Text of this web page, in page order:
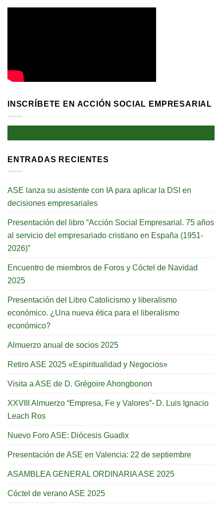
INSCRÍBETE EN ACCIÓN SOCIAL EMPRESARIAL
ENTRADAS RECIENTES
ASE lanza su asistente con IA para aplicar la DSI en
decisiones empresariales
Presentación del libro “Acción Social Empresarial. 75 años
al servicio del empresariado cristiano en España (1951-
2026)”
Encuentro de miembros de Foros y Cóctel de Navidad
2025
Presentación del Libro Catolicismo y liberalismo
económico. ¿Una nueva ética para el liberalismo
económico?
Almuerzo anual de socios 2025
Retiro ASE 2025 «Espiritualidad y Negocios»
Visita a ASE de D. Grégoire Ahongbonon
XXVIII Almuerzo “Empresa, Fe y Valores”- D. Luis Ignacio
Leach Ros
Nuevo Foro ASE: Diócesis Guadix
Presentación de ASE en Valencia: 22 de septiembre
ASAMBLEA GENERAL ORDINARIA ASE 2025
Cóctel de verano ASE 2025